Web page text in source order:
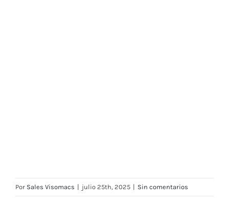
Por Sales Visomacs | julio 25th, 2025 | Sin comentarios